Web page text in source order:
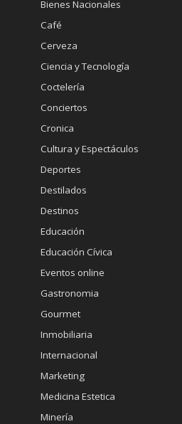
Bienes Nacionales
Café
Cerveza
Ciencia y Tecnología
Coctelería
Conciertos
Cronica
Cultura y Espectáculos
Deportes
Destilados
Destinos
Educación
Educación Cívica
Eventos online
Gastronomia
Gourmet
Inmobiliaria
Internacional
Marketing
Medicina Estetica
Minería